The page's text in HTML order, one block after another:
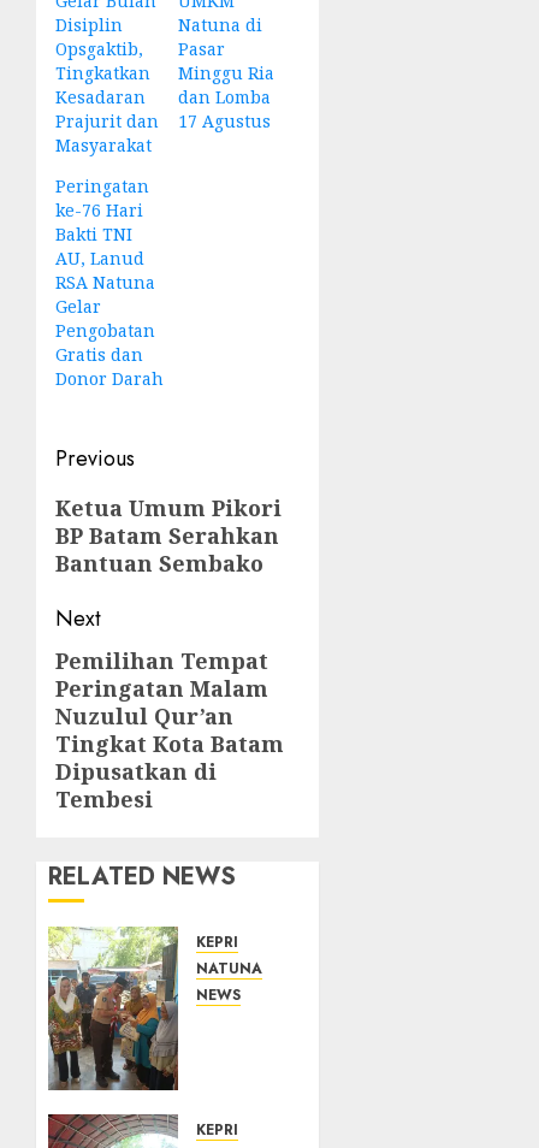
Disiplin
Opsgaktib,
Tingkatkan
Kesadaran
Prajurit dan
Masyarakat
Natuna di
Pasar
Minggu Ria
dan Lomba
17 Agustus
Peringatan
ke-76 Hari
Bakti TNI
AU, Lanud
RSA Natuna
Gelar
Pengobatan
Gratis dan
Donor Darah
Post
navigation
Previous
Previous
post:
Ketua Umum Pikori
BP Batam Serahkan
Bantuan Sembako
Next
Next
post:
Pemilihan Tempat
Peringatan Malam
Nuzulul Qur’an
Tingkat Kota Batam
Dipusatkan di
Tembesi
RELATED NEWS
KEPRI
NATUNA
NEWS
Bersama
KEPRI